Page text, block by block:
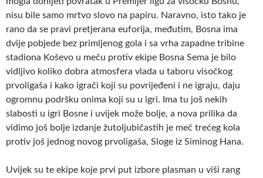
nisu bile samo mrtvo slovo na papiru. Naravno, isto tako je
rano da se pravi pretjerana euforija, međutim, Bosna ima
dvije pobjede bez primljenog gola i sa vrha zapadne tribine
stadiona Koševo u meču protiv ekipe Bosna Sema je bilo
vidljivo koliko dobra atmosfera vlada u taboru visočkog
prvoligaša i kako igrači koji su povrijeđeni i ne igraju, daju
ogromnu podršku onima koji su u igri. Ima tu još nekih
slabosti u igri Bosne i uvijek može bolje, a nova prilika da
vidimo još bolje izdanje žutoljubičastih je meč trećeg kola
protiv još jednog novog prvoligaša, Sloge iz Siminog Hana.
Uvijek su te ekipe koje prvi put izbore plasman u viši rang